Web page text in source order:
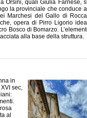
Orsini, quali Giulia Farnese,
la provinciale che conduce
Marchesi del Gallo di
opera di Pirro Ligorio
Bosco di Bomarzo.
alla base della struttura.
in
sec,
al